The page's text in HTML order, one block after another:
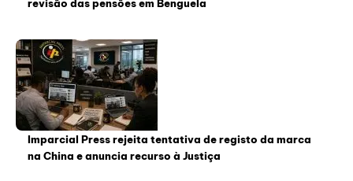
revisão das pensões em Benguela
Imparcial Press rejeita tentativa de registo da marca
na China e anuncia recurso à Justiça